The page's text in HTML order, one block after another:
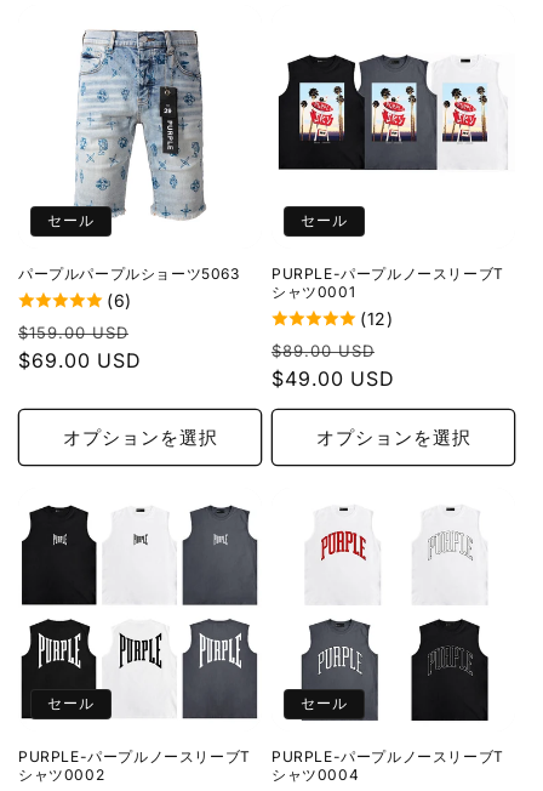
セール
パープルパープルショーツ5063
(6)
通
常
格
$159.00 USD
格
$69.00 USD
オプションを選択
セール
PURPLE-パープルノースリーブT
シャツ0001
(12)
通
常
価
$89.00 USD
ー
ル
価
格
$49.00 USD
オプションを選択
セール
PURPLE-パープルノースリーブT
シャツ0002
セール
PURPLE-パープルノースリーブT
シャツ0004